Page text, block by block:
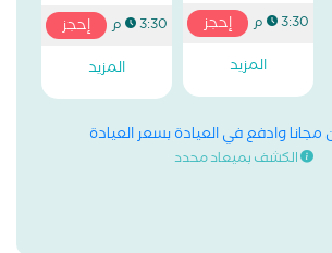
3:30 م
إحجز
المزيد
3:30 م
إحجز
المزيد
مجانا وادفع في العيادة بسعر العيادة
الكشف بميعاد محدد